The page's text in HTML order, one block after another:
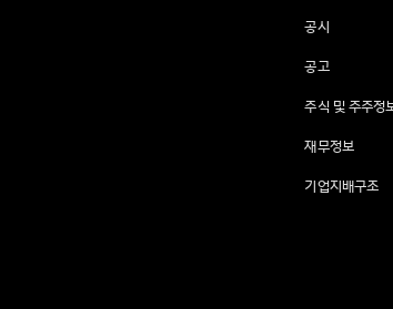
공시
공고
주식 및 주주정
재무정보
기업지배구조